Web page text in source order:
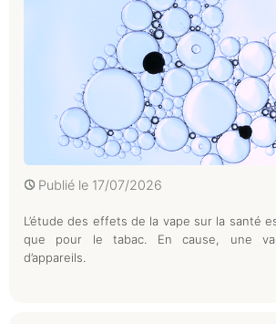
Publié le 17/07/2026
L’étude des effets de la vape sur la santé
que pour le tabac. En cause, une
d’appareils.